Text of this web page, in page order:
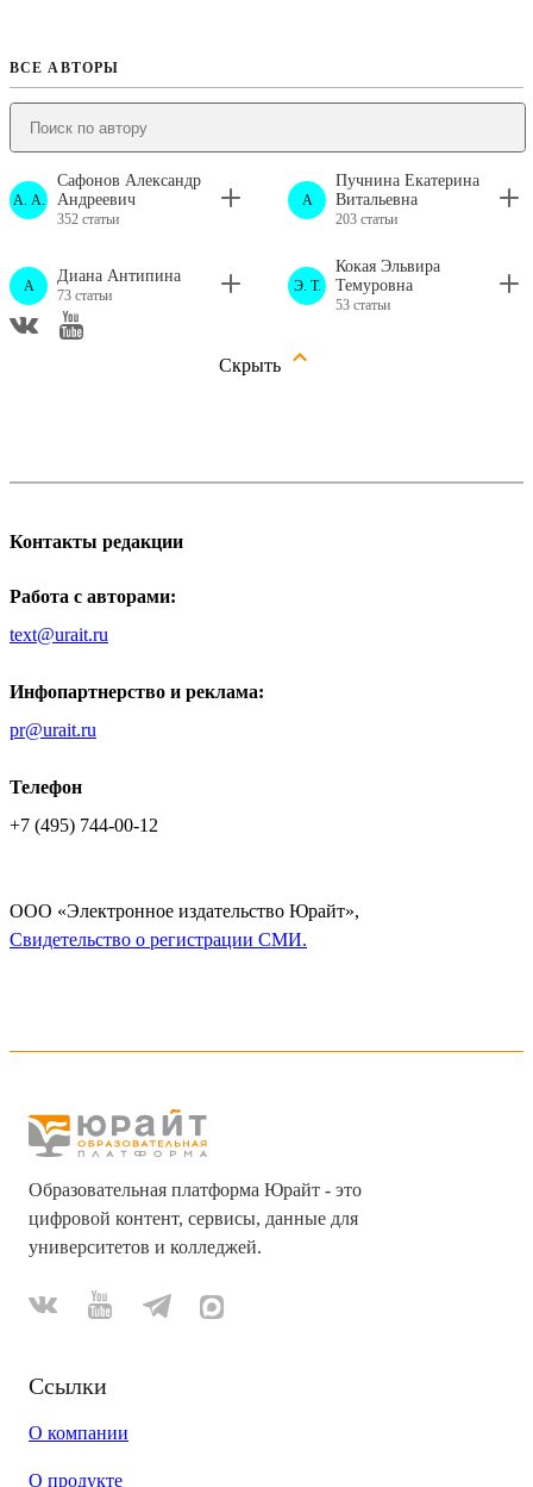
ВСЕ АВТОРЫ
А. А.
Сафонов Александр
Андреевич
352 статьи
A
Пучнина Екатерина
Витальевна
203 статьи
A
Диана Антипина
73 статьи
Э. Т.
Кокая Эльвира
Темуровна
53 статьи
Скрыть
Контакты редакции
Работа с авторами:
text@urait.ru
Инфопартнерство и реклама:
pr@urait.ru
Телефон
+7 (495) 744-00-12
ООО «Электронное издательство Юрайт»,
Cвидетельство о регистрации СМИ.
Образовательная платформа Юрайт - это
цифровой контент, сервисы, данные для
университетов и колледжей.
Ссылки
О компании
О продукте